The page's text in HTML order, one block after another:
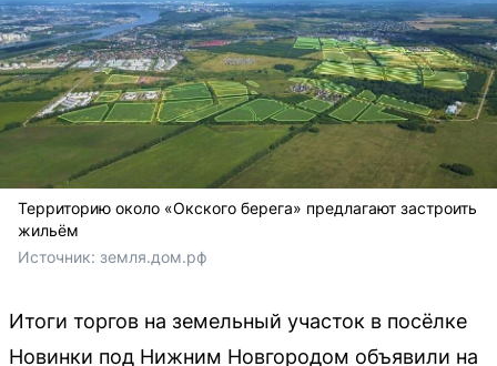
Территорию около «Окского берега» предлагают застроить
жильём
Источник: земля.дом.рф
Итоги торгов на земельный участок в посёлке
Новинки под Нижним Новгородом объявили на